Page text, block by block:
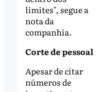
limites", segue a
nota da
companhia.
Corte de pessoal
Apesar de citar
números de